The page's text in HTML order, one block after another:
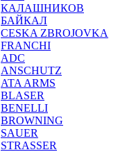
КАЛАШНИКОВ
БАЙКАЛ
CESKA ZBROJOVKA
FRANCHI
ADC
ANSCHUTZ
ATA ARMS
BLASER
BENELLI
BROWNING
SAUER
STRASSER